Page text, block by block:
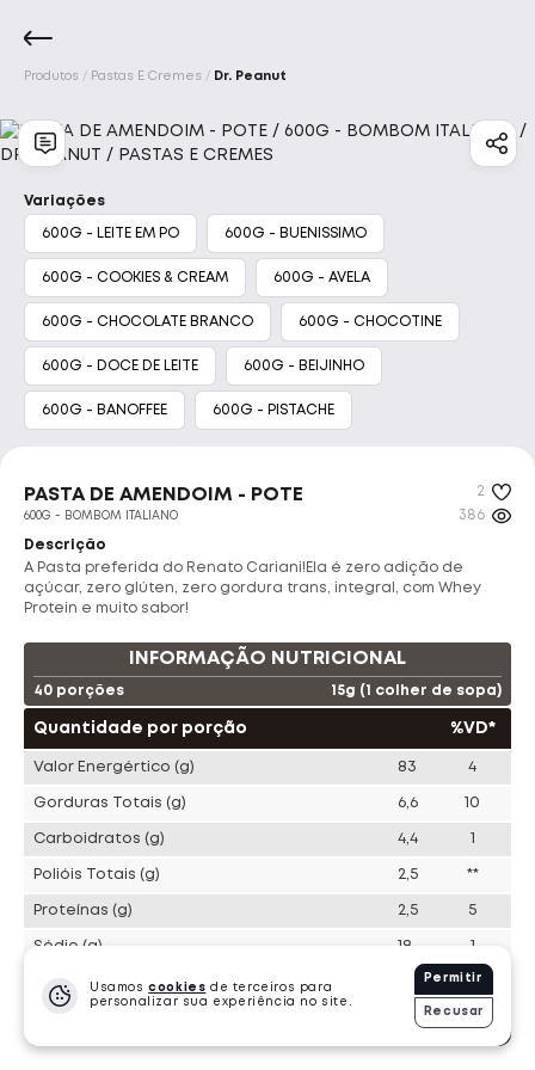
Início Acessórios Barrinhas E
247 Produtos
Produtos Pastas E Cremes Dr. Peanut
Variações
600G - LEITE EM PO 600G - BUENISSIMO
600G - COOKIES & CREAM 600G - AVELA
600G - CHOCOLATE BRANCO 600G - CHOCOTINE
600G - DOCE DE LEITE 600G - BEIJINHO
600G - BANOFFEE 600G - PISTACHE
PASTA DE AMENDOIM - POTE
600G - BOMBOM ITALIANO
2
386
Descrição
A Pasta preferida do Renato Cariani!Ela é zero adição de
açúcar, zero glúten, zero gordura trans, integral, com Whey
Protein e muito sabor!
INFORMAÇÃO NUTRICIONAL
40 porções 15g (1 colher de sopa)
Quantidade por porção %VD*
Valor Energértico (g) 83 4
Gorduras Totais (g) 6,6 10
Carboidratos (g) 4,4
Polióis Totais (g) 2,5 **
Proteínas (g) 2,5 5
Sódio (g) 18 1
Açúcares totais(g) **
6
Fibras Alimentares(g) 1,0 4
R$
Usamoscookies de terceiros para
personalizar sua experiência no site.
Permitir
Recusar
Marcas
Bodyaction
Atlhetica Nutrition
New Millen Pure Suplementos
Under Labz
Evorox Nutrition Pronabol
Shark Pro Bold Snacks Cleanlab
Dasenhora Bendu